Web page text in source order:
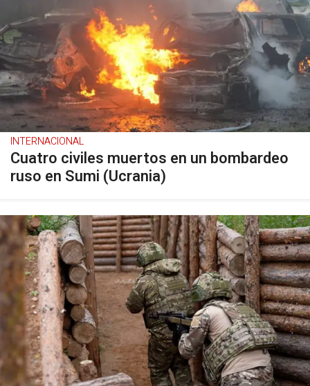
INTERNACIONAL
Cuatro civiles muertos en un bombardeo
ruso en Sumi (Ucrania)